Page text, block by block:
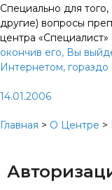
Специально для
другие) вопросы
центра
окончив его, Вы
Интернетом,
14.01.2006
Главная > О Центре >